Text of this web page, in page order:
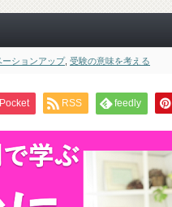
ションアップ, 受験の意味を考える
Pocket RSS feedly